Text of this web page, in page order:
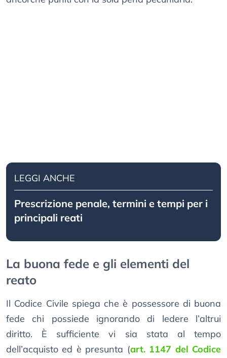
LEGGI ANCHE
Prescrizione penale, termini e tempi per i
principali reati
La buona fede e gli elementi del
reato
Il Codice Civile spiega che è possessore di buona
fede chi possiede ignorando di ledere l’altrui
diritto. È sufficiente vi sia stata al tempo
dell’acquisto ed è presunta (art. 1147 del Codice